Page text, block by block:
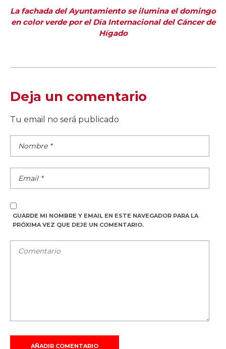
La fachada del Ayuntamiento se ilumina el domingo
en color verde por el Día Internacional del Cáncer de
Hígado
Deja un comentario
Tu email no será publicado
GUARDE MI NOMBRE Y EMAIL EN ESTE NAVEGADOR PARA LA
PRÓXIMA VEZ QUE DEJE UN COMENTARIO.